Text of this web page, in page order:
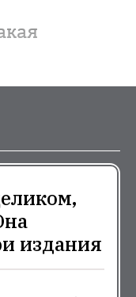
издания